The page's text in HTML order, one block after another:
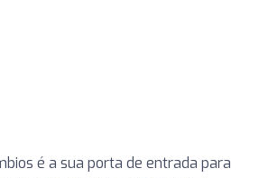
é a sua porta de entrada para